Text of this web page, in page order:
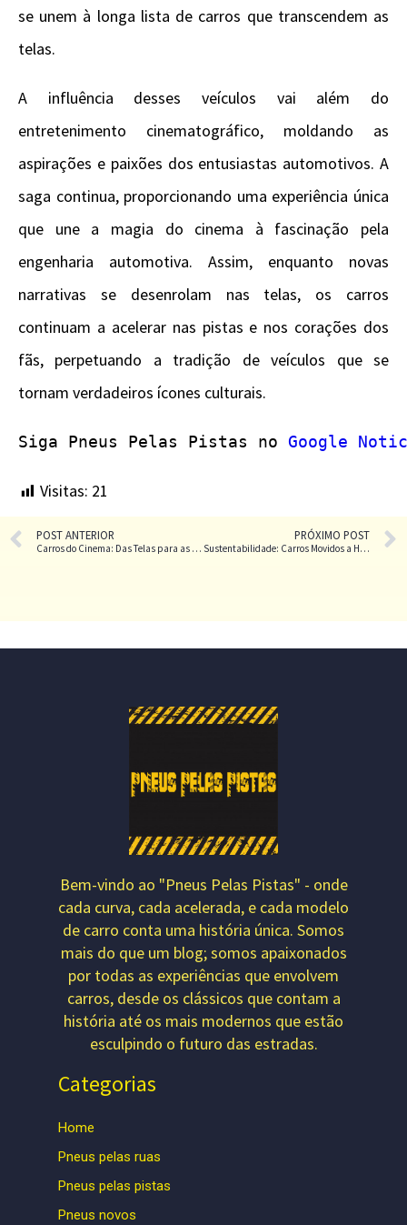
se unem à longa lista de carros que transcendem as
telas.
A influência desses veículos vai além do
entretenimento cinematográfico, moldando as
aspirações e paixões dos entusiastas automotivos. A
saga continua, proporcionando uma experiência única
que une a magia do cinema à fascinação pela
engenharia automotiva. Assim, enquanto novas
narrativas se desenrolam nas telas, os carros
continuam a acelerar nas pistas e nos corações dos
fãs, perpetuando a tradição de veículos que se
tornam verdadeiros ícones culturais.
Siga Pneus Pelas Pistas no Google
Visitas: 21
POST ANTERIOR
Carros do Cinema: Das Telas para as Pistas
PRÓXIMO POST
Sustentabilidade: Carros Movidos a Hidrogênio
Bem-vindo ao "Pneus Pelas Pistas" - onde
cada curva, cada acelerada, e cada modelo
de carro conta uma história única. Somos
mais do que um blog; somos apaixonados
por todas as experiências que envolvem
carros, desde os clássicos que contam a
história até os mais modernos que estão
esculpindo o futuro das estradas.
Categorias
Home
Pneus pelas ruas
Pneus pelas pistas
Pneus novos